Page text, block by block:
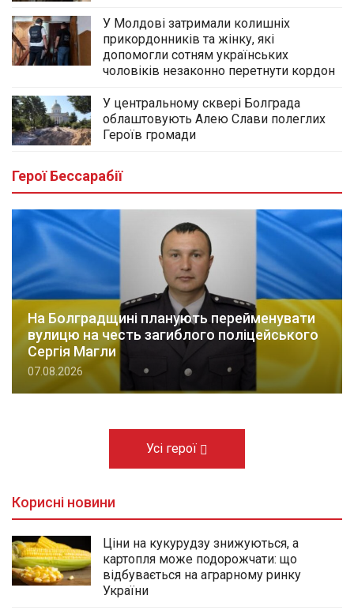
У Молдові затримали колишніх
прикордонників та жінку, які
допомогли сотням українських
чоловіків незаконно перетнути кордон
У центральному сквері Болграда
облаштовують Алею Слави полеглих
Героїв громади
Герої Бессарабії
На Болградщині планують перейменувати
вулицю на честь загиблого поліцейського
Сергія Магли
07.08.2026
Усі герої
Корисні новини
Ціни на кукурудзу знижуються, а
картопля може подорожчати: що
відбувається на аграрному ринку
України